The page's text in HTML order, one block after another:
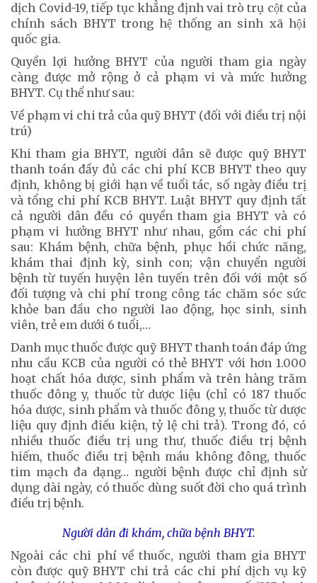
dịch Covid-19, tiếp tục khẳng định vai trò trụ cột của
chính sách BHYT trong hệ thống an sinh xã hội
quốc gia.
Quyền lợi hưởng BHYT của người tham gia ngày
càng được mở rộng ở cả phạm vi và mức hưởng
BHYT. Cụ thể như sau:
Về phạm vi chi trả của quỹ BHYT (đối với điều trị nội
trú)
Khi tham gia BHYT, người dân sẽ được quỹ BHYT
thanh toán đầy đủ các chi phí KCB BHYT theo quy
định, không bị giới hạn về tuổi tác, số ngày điều trị
và tổng chi phí KCB BHYT. Luật BHYT quy định tất
cả người dân đều có quyền tham gia BHYT và có
phạm vi hưởng BHYT như nhau, gồm các chi phí
sau: Khám bệnh, chữa bệnh, phục hồi chức năng,
khám thai định kỳ, sinh con; vận chuyển người
bệnh từ tuyến huyện lên tuyến trên đối với một số
đối tượng và chi phí trong công tác chăm sóc sức
khỏe ban đầu cho người lao động, học sinh, sinh
viên, trẻ em dưới 6 tuổi,…
Danh mục thuốc được quỹ BHYT thanh toán đáp ứng
nhu cầu KCB của người có thẻ BHYT với hơn 1.000
hoạt chất hóa dược, sinh phẩm và trên hàng trăm
thuốc đông y, thuốc từ dược liệu (chỉ có 187 thuốc
hóa dược, sinh phẩm và thuốc đông y, thuốc từ dược
liệu quy định điều kiện, tỷ lệ chi trả). Trong đó, có
nhiều thuốc điều trị ung thư, thuốc điều trị bệnh
hiếm, thuốc điều trị bệnh máu không đông, thuốc
tim mạch đa dạng… người bệnh được chỉ định sử
dụng dài ngày, có thuốc dùng suốt đời cho quá trình
điều trị bệnh.
Người dân đi khám, chữa bệnh BHYT.
Ngoài các chi phí về thuốc, người tham gia BHYT
còn được quỹ BHYT chi trả các chi phí dịch vụ kỹ